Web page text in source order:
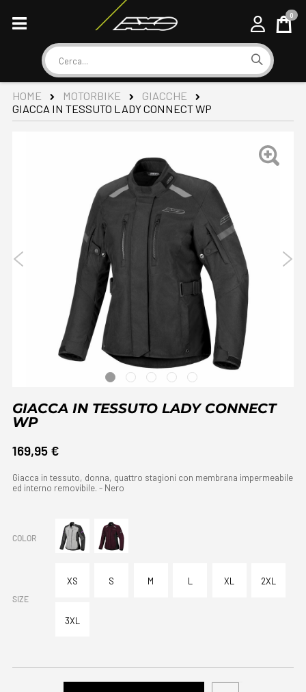
Cerca
Cart
0
HOME MOTORBIKE
GIACCHE
GIACCA IN TESSUTO LADY CONNECT WP
GIACCA IN TESSUTO LADY CONNECT
WP
169,95 €
Giacca in tessuto, donna, quattro stagioni con membrana impermeabile
ed interno removibile. - Nero
COLOR
SIZE
XS S M L XL 2XL
3XL